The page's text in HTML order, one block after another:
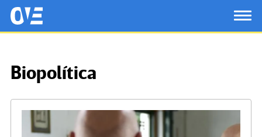
Saltar al contenido principal
OtrasVocesenEducacion.org
Biopolítica